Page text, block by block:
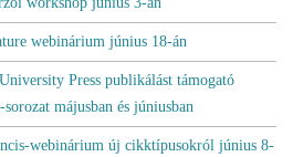
webinárium június 18-án
Press publikálást támogató
májusban és júniusban
webinárium új cikktípusokról június 8-